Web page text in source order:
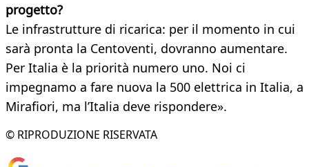
progetto?
Le infrastrutture di ricarica: per il momento in cui
sarà pronta la Centoventi, dovranno aumentare.
Per Italia è la priorità numero uno. Noi ci
impegnamo a fare nuova la 500 elettrica in Italia, a
Mirafiori, ma l’Italia deve rispondere».
© RIPRODUZIONE RISERVATA